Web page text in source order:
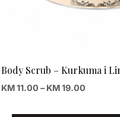
Body Scrub – Kurkuma i
KM11.00 – KM19.00